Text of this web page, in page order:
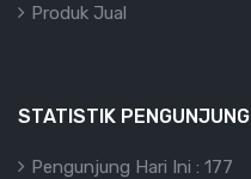
Produk Jual
STATISTIK PENGUNJUNG
Pengunjung Hari Ini : 177